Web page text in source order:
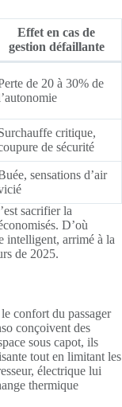
Effet en cas de
gestion défaillante
de 20 à 30% de
critique,
de sécurité
sensations d’air
sacrifier la
D’où
intelligent, arrimé à la
de 2025.
confort du passager
conçoivent des
sous capot, ils
tout en limitant les
électrique lui
thermique